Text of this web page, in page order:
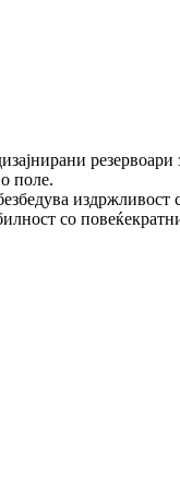
поле.
со